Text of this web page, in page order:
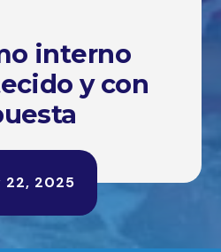
interno
y con
22, 2025